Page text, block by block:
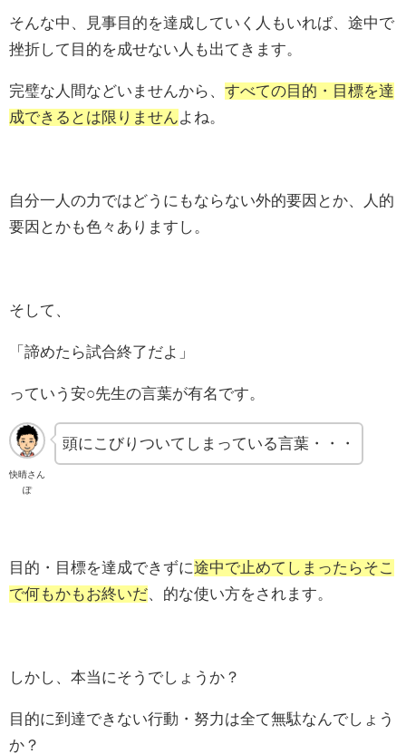
そんな中、見事目的を達成していく人もいれば、途中で
挫折して目的を成せない人も出てきます。
完璧な人間などいませんから、 すべての目的・目標を達
成できるとは限りませんよね。
自分一人の力ではどうにもならない外的要因とか、人的
要因とかも色々ありますし。
そして、
「諦めたら試合終了だよ」
っていう安○先生の言葉が有名です。
快晴さん
ぽ
頭にこびりついてしまっている言葉・・・
目的・目標を達成できずに途中で止めてしまったらそこ
で何もかもお終いだ、的な使い方をされます。
しかし、本当にそうでしょうか？
目的に到達できない行動・努力は全て無駄なんでしょう
か？